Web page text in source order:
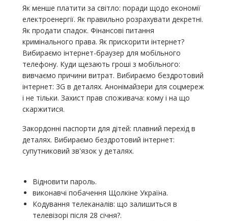
Як менше платити за світло: поради щодо економії
електроенергії. Як правильно розрахувати декретні.
Як продати спадок. Фінансові питання
кримінального права. Як прискорити інтернет?
Вибираємо інтернет-браузер для мобільного
телефону. Куди щезають гроші з мобільного:
вивчаємо причини витрат. Вибираємо бездротовий
інтернет: 3G в деталях. Анонімайзери для соцмереж
і не тільки. Захист прав споживача: кому і на що
скаржитися.
Закордонні паспорти для дітей: плавний перехід в
деталях. Вибираємо бездротовий інтернет:
супутниковий зв'язок у деталях.
Відновити пароль.
виконавчі побачення Щолкіне Україна.
Кодування телеканалів: що залишиться в
телевізорі після 28 січня?.